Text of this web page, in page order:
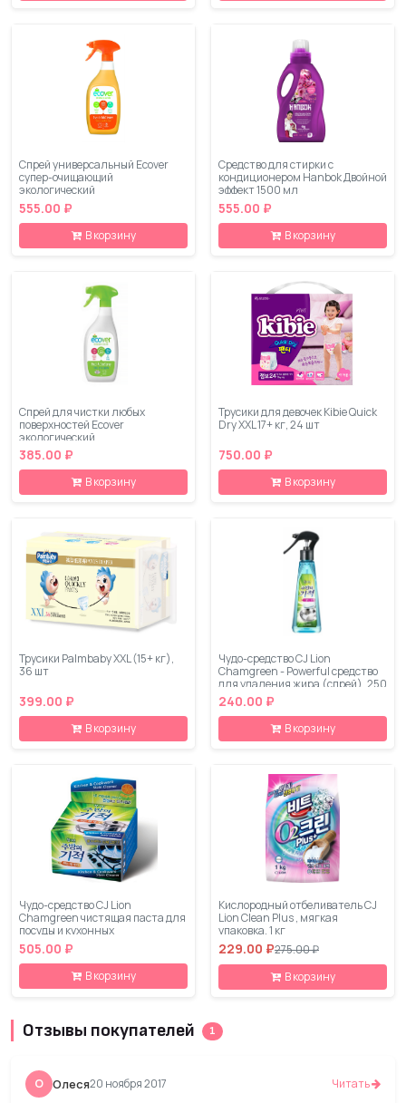
Спрей универсальный Ecover
супер-очищающий
экологический
555.00 ₽
В корзину
Средство для стирки с
кондиционером Hanbok Двойной
эффект 1500 мл
555.00 ₽
В корзину
Спрей для чистки любых
поверхностей Ecover
экологический
385.00 ₽
В корзину
Трусики для девочек Kibie Quick
Dry XXL 17+ кг, 24 шт
750.00 ₽
В корзину
Трусики Palmbaby XXL (15+ кг),
36 шт
399.00 ₽
В корзину
Чудо-средство CJ Lion
Chamgreen - Powerful средство
для удаления жира (спрей), 250
мл
240.00 ₽
В корзину
Чудо-средство CJ Lion
Chamgreen чистящая паста для
посуды и кухонных
поверхностей, 285 гр
505.00 ₽
В корзину
Кислородный отбеливатель CJ
Lion Clean Plus , мягкая
упаковка, 1 кг
229.00 ₽275.00 ₽
В корзину
Отзывы покупателей 1
О Олеся20 ноября 2017 Читать